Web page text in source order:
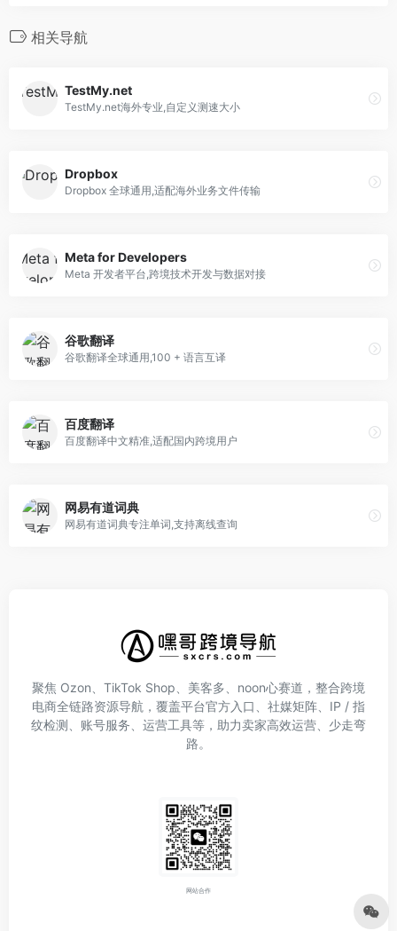
相关导航
TestMy.net
TestMy.net海外专业,自定义测速大小
Dropbox
Dropbox 全球通用,适配海外业务文件传输
Meta for Developers
Meta 开发者平台,跨境技术开发与数据对接
谷歌翻译
谷歌翻译全球通用,100 + 语言互译
百度翻译
百度翻译中文精准,适配国内跨境用户
网易有道词典
网易有道词典专注单词,支持离线查询
聚焦 Ozon、TikTok Shop、美客多、noon心赛道，整合跨境
电商全链路资源导航，覆盖平台官方入口、社媒矩阵、IP / 指
纹检测、账号服务、运营工具等，助力卖家高效运营、少走弯
路。
网站合作